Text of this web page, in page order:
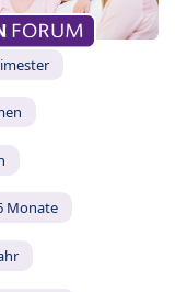
Monate